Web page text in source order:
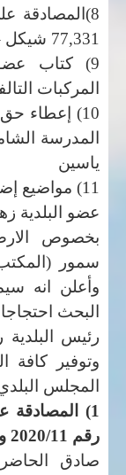
8)المصادقة
77,331 شيكل –
9) كتاب
المركبات
10) إعطاء
المدرسة
ياسين
11) مواضيع إضافية ان وجدت.
عضو البلدية
بخصوص
سمور
وأعلن انه
البحث
رئيس
وتوفير
المجلس
1)
رقم 2020/11 و- 2020/12.
صادق